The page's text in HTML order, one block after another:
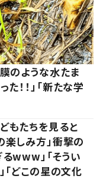
のような水たま
！！」「新たな学
もたちを見ると
しみ方」衝撃の
www」「そうい
「どこの星の文化